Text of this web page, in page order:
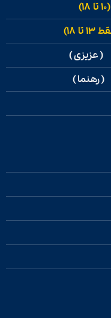
( عزیزی )
( رهنما )